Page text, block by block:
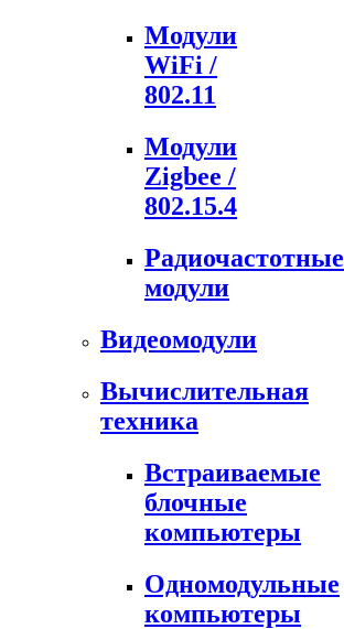
Модули
WiFi /
802.11
Модули
Zigbee /
802.15.4
Радиочастотные
модули
Видеомодули
Вычислительная
техника
Встраиваемые
блочные
компьютеры
Одномодульные
компьютеры